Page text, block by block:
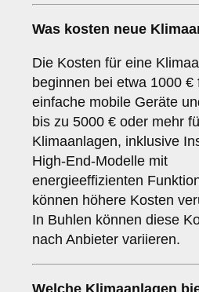
Was kosten neue
Die Kosten für eine
beginnen bei etwa 1000 €
einfache mobile Geräte
bis zu 5000 € oder mehr
Klimaanlagen, inklusive
High-End-Modelle mit
energieeffizienten
können höhere Kosten
In Buhlen können diese
nach Anbieter variieren.